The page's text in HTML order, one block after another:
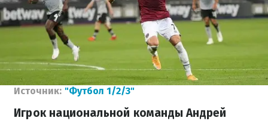
Источник: "Футбол 1/2/3"
Игрок национальной команды Андрей